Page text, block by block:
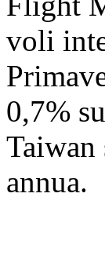
voli
0,7%
Taiwan
annua.